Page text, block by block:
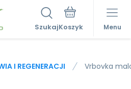
Szukaj Menu
I REGENERACJI Vrbovka